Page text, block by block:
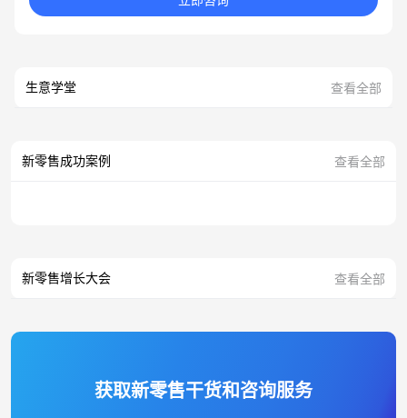
生意学堂 查看全部
新零售成功案例 查看全部
新零售增长大会 查看全部
获取新零售干货和咨询服务